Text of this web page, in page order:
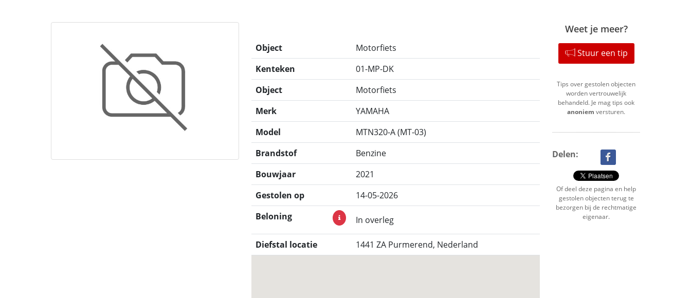
Object
Motorfiets
Kenteken
01-MP-DK
Object
Motorfiets
Merk
YAMAHA
Model
MTN320-A (MT-03)
Brandstof
Benzine
Bouwjaar
2021
Gestolen op
14-05-2026
Beloning
In overleg
Diefstal locatie 1441 ZA Purmerend, Nederland
Weet je meer?
Stuur een tip
Tips over gestolen objecten
worden vertrouwelijk
behandeld. Je mag tips ook
anoniem versturen.
Delen:
Of deel deze pagina en help
gestolen objecten terug te
bezorgen bij de rechtmatige
eigenaar.